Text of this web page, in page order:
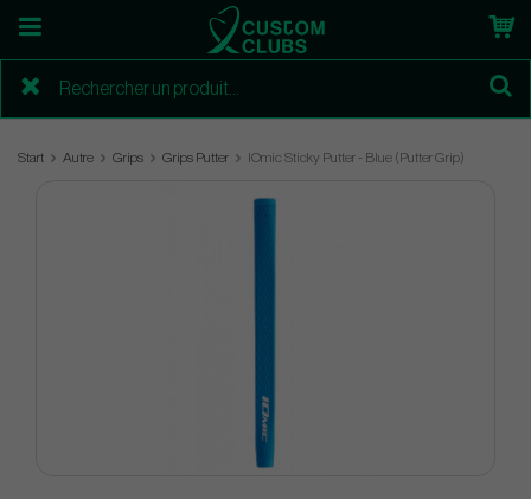
Start Autre Grips Grips Putter IOmic Sticky Putter - Blue (Putter Grip)